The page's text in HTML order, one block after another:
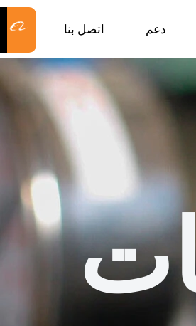
دعم اتصل بنا